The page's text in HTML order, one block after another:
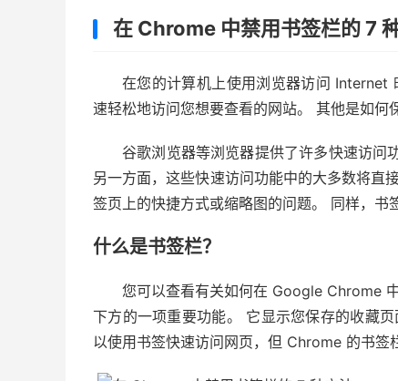
在 Chrome 中禁用书签栏的 7
在您的计算机上使用浏览器访问 Internet
速轻松地访问您想要查看的网站。 其他是如何
谷歌浏览器等浏览器提供了许多快速访问
另一方面，这些快速访问功能中的大多数将直
签页上的快捷方式或缩略图的问题。 同样，书
什么是书签栏？
您可以查看有关如何在 Google Chrome
下方的一项重要功能。 它显示您保存的收藏
以使用书签快速访问网页，但 Chrome 的书签